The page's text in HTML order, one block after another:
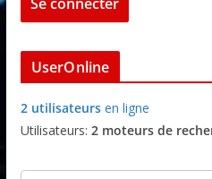
UserOnline
2 utilisateursen ligne
Utilisateurs: 2 moteurs de